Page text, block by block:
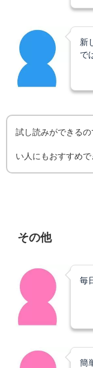
新
で
試し読みができる
い人にもおすすめで
その他
毎
簡